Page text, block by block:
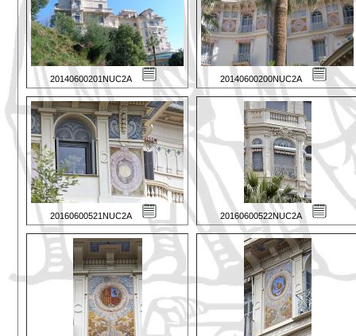
20140600201NUC2A 20140600200NUC2A
20160600521NUC2A 20160600522NUC2A